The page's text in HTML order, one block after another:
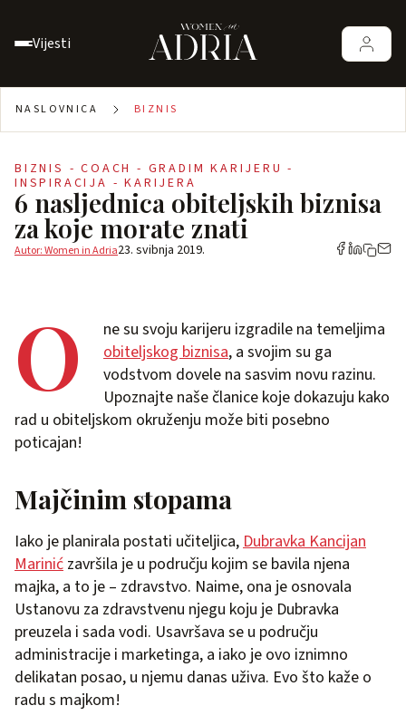
Vijesti
NASLOVNICA BIZNIS
BIZNIS - COACH - GRADIM KARIJERU -
INSPIRACIJA - KARIJERA
6 nasljednica obiteljskih biznisa
za koje morate znati
Autor: Women in Adria23. svibnja 2019.
O
ne su svoju karijeru izgradile na temeljima
obiteljskog biznisa, a svojim su ga
vodstvom dovele na sasvim novu razinu.
Upoznajte naše članice koje dokazuju kako
rad u obiteljskom okruženju može biti posebno
poticajan!
Majčinim stopama
Iako je planirala postati učiteljica,Dubravka Kancijan
Marinić završila je u području kojim se bavila njena
majka, a to je – zdravstvo. Naime, ona je osnovala
Ustanovu za zdravstvenu njegu koju je Dubravka
preuzela i sada vodi. Usavršava se u području
administracije i marketinga, a iako je ovo iznimno
delikatan posao, u njemu danas uživa. Evo što kaže o
radu s majkom!